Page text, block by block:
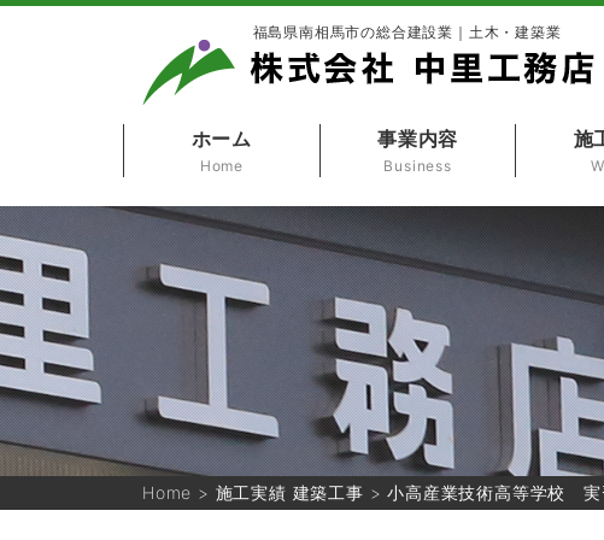
福島県南相馬市の総合建設業｜土木・建築業
ホーム
Home
事業内容
Business
施
Home > 施工実績 建築工事 >小高産業技術高等学校 実